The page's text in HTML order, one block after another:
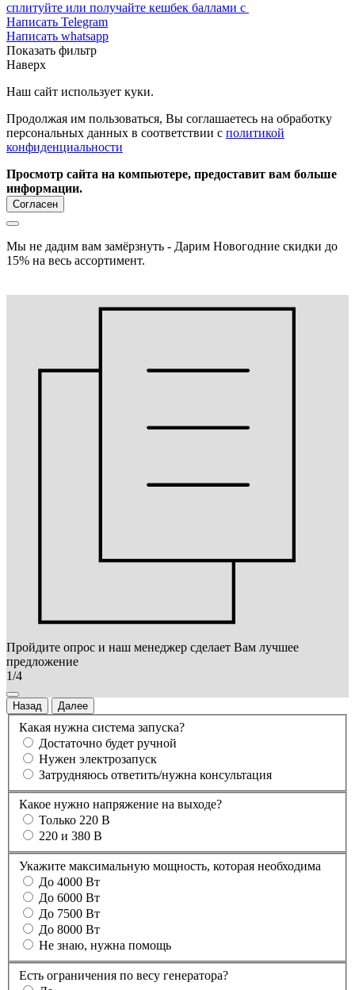
сплитуйте или получайте кешбек баллами с
Написать Telegram
Написать whatsapp
Показать фильтр
Наверх
Наш сайт использует куки.
Продолжая им пользоваться, Вы соглашаетесь на обработку
персональных данных в соответствии с политикой
конфиденциальности
Просмотр сайта на компьютере, предоставит вам больше
информации.
Согласен
Мы не дадим вам замёрзнуть - Дарим Новогодние скидки до
15% на весь ассортимент.
Пройдите опрос и наш менеджер сделает Вам лучшее
предложение
1/4
Назад Далее
Какая нужна система запуска?
Достаточно будет ручной
Нужен электрозапуск
Затрудняюсь ответить/нужна консультация
Какое нужно напряжение на выходе?
Только 220 В
220 и 380 В
Укажите максимальную мощность, которая необходима
До 4000 Вт
До 6000 Вт
До 7500 Вт
До 8000 Вт
Не знаю, нужна помощь
Есть ограничения по весу генератора?